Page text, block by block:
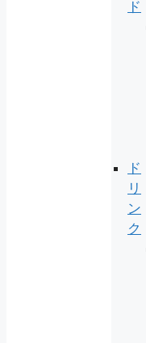
ド
ド
リ
ン
ク